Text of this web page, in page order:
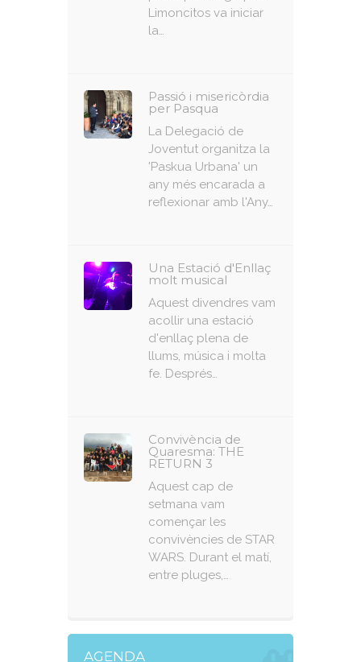
Limoncitos va iniciar
la…
Passió i misericòrdia
per Pasqua
La Delegació de
Joventut organitza la
'Paskua Urbana' un
any més encarada a
reflexionar amb l'Any…
Una Estació d'Enllaç
molt musical
Aquest divendres vam
acollir una estació
d'enllaç plena de
llums, música i molta
fe. Després…
Convivència de
Quaresma: THE
RETURN 3
Aquest cap de
setmana vam
començar les
convivències de STAR
WARS. Durant el matí,
entre pluges,…
AGENDA